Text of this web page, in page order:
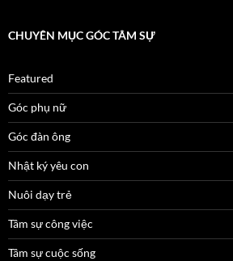
CHUYÊN MỤC GÓC TÂM SỰ
Featured
Góc phụ nữ
Góc đàn ông
Nhật ký yêu con
Nuôi dạy trẻ
Tâm sự công việc
Tâm sự cuộc sống